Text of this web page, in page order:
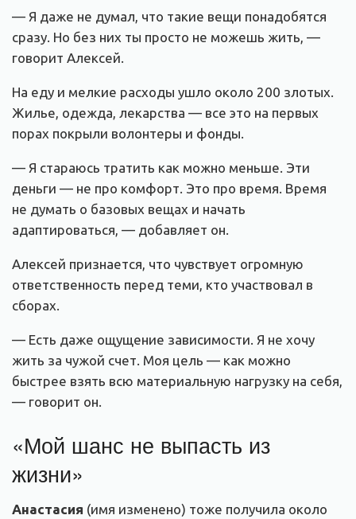
— Я даже не думал, что такие вещи понадобятся
сразу. Но без них ты просто не можешь жить, —
говорит Алексей.
На еду и мелкие расходы ушло около 200 злотых.
Жилье, одежда, лекарства — все это на первых
порах покрыли волонтеры и фонды.
— Я стараюсь тратить как можно меньше. Эти
деньги — не про комфорт. Это про время. Время
не думать о базовых вещах и начать
адаптироваться, — добавляет он.
Алексей признается, что чувствует огромную
ответственность перед теми, кто участвовал в
сборах.
— Есть даже ощущение зависимости. Я не хочу
жить за чужой счет. Моя цель — как можно
быстрее взять всю материальную нагрузку на себя,
— говорит он.
«Мой шанс не выпасть из
жизни»
Анастасия (имя изменено) тоже получила около